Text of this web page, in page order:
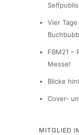
Vier
FBM21 –
Messe!
Blicke
Cover-
MITGLIED